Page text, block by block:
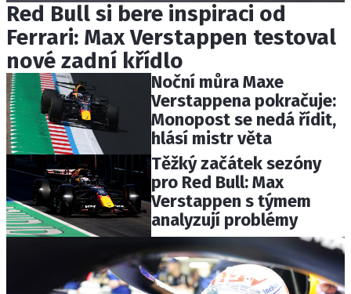
Red Bull si bere inspiraci od
Ferrari: Max Verstappen testoval
nové zadní křídlo
Noční můra Maxe
Verstappena pokračuje:
Monopost se nedá řídit,
hlásí mistr věta
Těžký začátek sezóny
pro Red Bull: Max
Verstappen s týmem
analyzují problémy